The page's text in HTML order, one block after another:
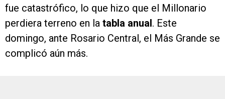
fue catastrófico, lo que hizo que el Millonario
perdiera terreno en la tabla anual . Este
domingo, ante Rosario Central, el Más Grande se
complicó aún más.